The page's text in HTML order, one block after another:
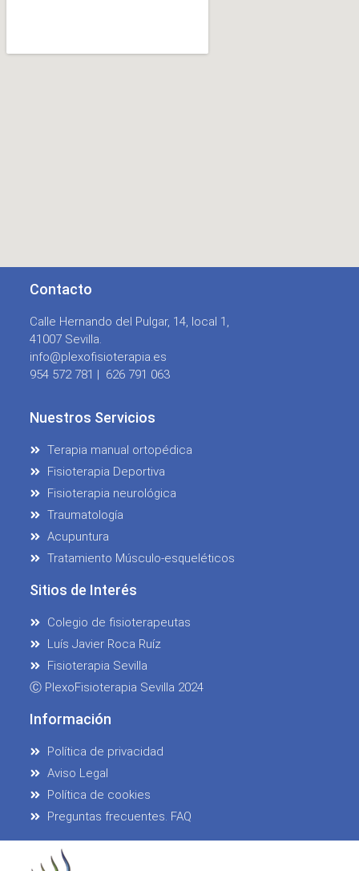
Contacto
Calle Hernando del Pulgar, 14, local 1,
41007 Sevilla.
info@plexofisioterapia.es
954 572 781 | 626 791 063
Nuestros Servicios
Terapia manual ortopédica
Fisioterapia Deportiva
Fisioterapia neurológica
Traumatología
Acupuntura
Tratamiento Músculo-esqueléticos
Sitios de Interés
Colegio de fisioterapeutas
Luís Javier Roca Ruíz
Fisioterapia Sevilla
Ⓒ PlexoFisioterapia Sevilla 2024
Información
Política de privacidad
Aviso Legal
Política de cookies
Preguntas frecuentes. FAQ